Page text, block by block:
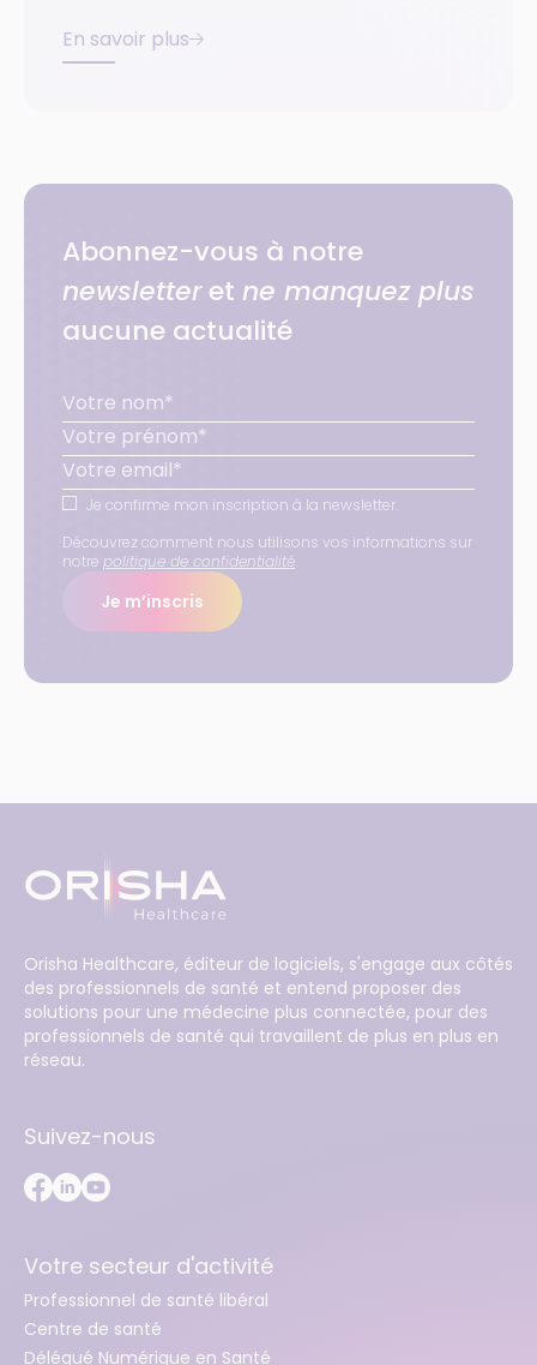
En savoir plus
Abonnez-vous à notre
newsletteret ne manquez plus
aucune actualité
Je confirme mon inscription à la newsletter.
Découvrez comment nous utilisons vos informations sur
notre politique de confidentialité
Je m’inscris
Orisha Healthcare, éditeur de logiciels, s'engage aux côtés
des professionnels de santé et entend proposer des
solutions pour une médecine plus connectée, pour des
professionnels de santé qui travaillent de plus en plus en
réseau.
Suivez-nous
Votre secteur d'activité
Professionnel de santé libéral
Centre de santé
Délégué Numérique en Santé